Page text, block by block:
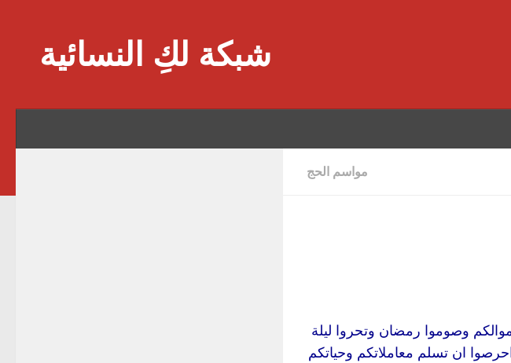
شبكة لكِ النسائية
مواسم الحج
وصوموا رمضان وتحروا ليلة
ان تسلم معاملاتكم وحياتكم